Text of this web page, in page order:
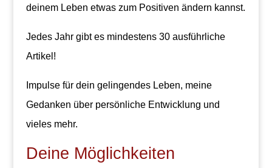
deinem Leben etwas zum Positiven ändern kannst.
Jedes Jahr gibt es mindestens 30 ausführliche
Artikel!
Impulse für dein gelingendes Leben, meine
Gedanken über persönliche Entwicklung und
vieles mehr.
Deine Möglichkeiten